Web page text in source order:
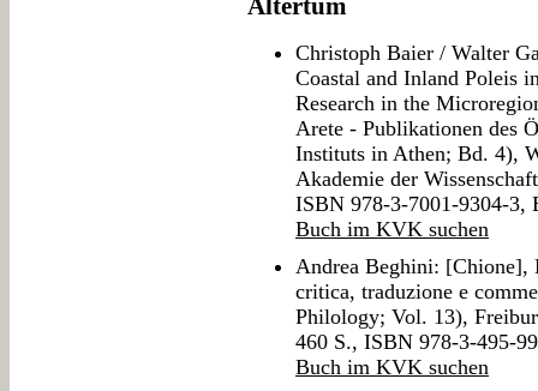
Altertum
Christoph Baier / Walter
Coastal and Inland Poleis
Research in the
Arete - Publikationen des
Instituts in Athen; Bd. 4),
Akademie der
ISBN 978-3-7001-9304-3,
Buch im KVK suchen
Andrea Beghini: [Chione],
critica, traduzione e
Philology; Vol. 13),
460 S., ISBN 978-3-495-
Buch im KVK suchen